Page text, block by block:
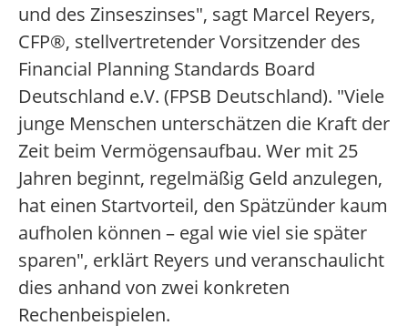
und des Zinseszinses", sagt Marcel Reyers,
CFP®, stellvertretender Vorsitzender des
Financial Planning Standards Board
Deutschland e.V. (FPSB Deutschland). "Viele
junge Menschen unterschätzen die Kraft der
Zeit beim Vermögensaufbau. Wer mit 25
Jahren beginnt, regelmäßig Geld anzulegen,
hat einen Startvorteil, den Spätzünder kaum
aufholen können – egal wie viel sie später
sparen", erklärt Reyers und veranschaulicht
dies anhand von zwei konkreten
Rechenbeispielen.